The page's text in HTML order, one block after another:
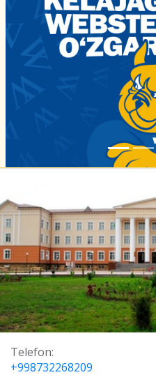
Telefon:
+998732268209